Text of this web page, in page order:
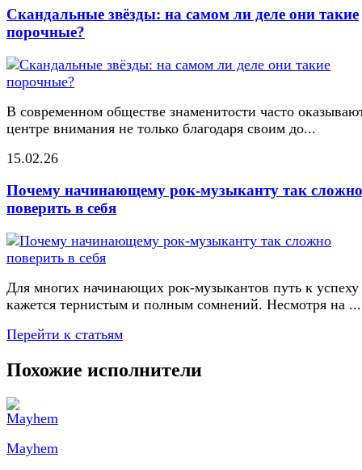
Скандальные звёзды: на самом ли деле они такие
порочные?
В современном обществе знаменитости часто
центре внимания не только благодаря своим до...
15.02.26
Почему начинающему рок-музыканту так сложно
поверить в себя
Для многих начинающих рок-музыкантов путь к успеху
кажется тернистым и полным сомнений. Несмотря на ...
Перейти к статьям
Похожие исполнители
Mayhem